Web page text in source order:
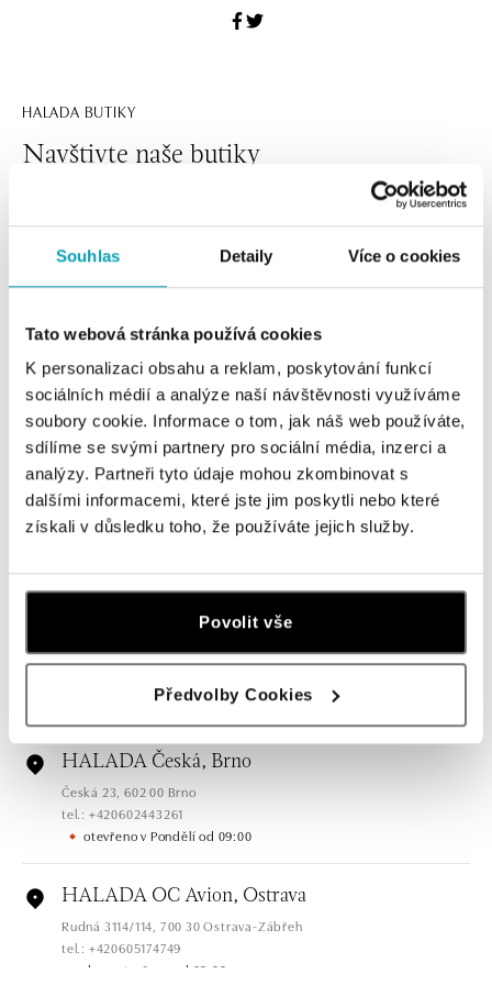
Souhlas Detaily Více o cookies
Tato webová stránka používá cookies
K personalizaci obsahu a reklam, poskytování funkcí
sociálních médií a analýze naší návštěvnosti využíváme
soubory cookie. Informace o tom, jak náš web používáte,
sdílíme se svými partnery pro sociální média, inzerci a
analýzy. Partneři tyto údaje mohou zkombinovat s
dalšími informacemi, které jste jim poskytli nebo které
získali v důsledku toho, že používáte jejich služby.
Povolit vše
Předvolby Cookies
HALADA BUTIKY
Navštivte naše butiky
Všechny Česko Slovensko
HALADA Pařížská, Praha
Pařížská 7, 110 00 Praha 1
HALADA Na Příkopě, Praha
Na Příkopě 16, 110 00 Praha 1
dnes otevřeno od 10:00
HALADA Česká, Brno
Česká 23, 602 00 Brno
tel.: +420602443261
otevřeno v Pondělí od 09:00
HALADA OC Avion, Ostrava
Rudná 3114/114, 700 30 Ostrava-Zábřeh
tel.: +420605174749
dnes otevřeno od 09:00